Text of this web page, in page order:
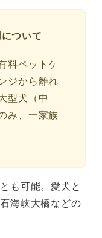
ついて
料ペットケ
ジから離れ
型犬（中
み、一家族
も可能。愛犬と
海峡大橋などの